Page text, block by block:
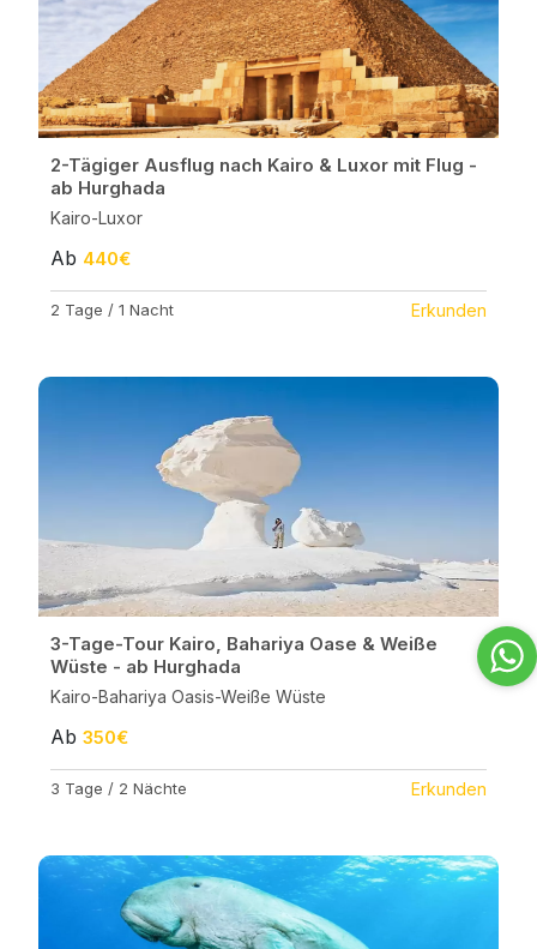
2-Tägiger Ausflug nach Kairo & Luxor mit Flug -
ab Hurghada
Kairo-Luxor
Ab 440€
2 Tage / 1 Nacht Erkunden
3-Tage-Tour Kairo, Bahariya Oase & Weiße
Wüste - ab Hurghada
Kairo-Bahariya Oasis-Weiße Wüste
Ab 350€
3 Tage / 2 Nächte Erkunden